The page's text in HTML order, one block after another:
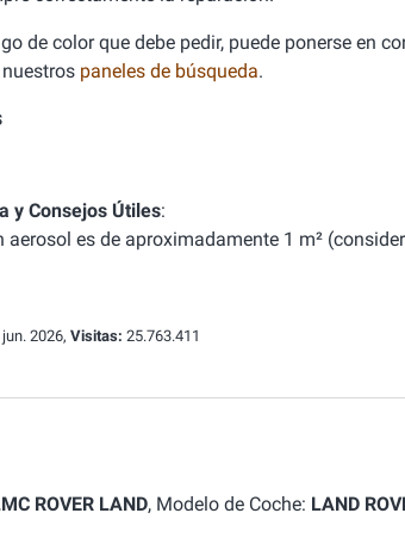
de color que debe pedir, puede ponerse en
paneles de búsqueda.
y Consejos Útiles:
aerosol es de aproximadamente 1 m²
2026, Visitas: 25.763.411
ROVER LAND, Modelo de Coche: LAND